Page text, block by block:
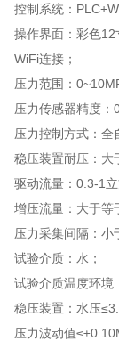
控制系统：
操作界面：彩色
WiFi连接；
压力范围：
压力传感器精度：
压力控制方式：全
稳压装置耐压：大
驱动流量：0.3-1
增压流量：大于等
压力采集间隔：小
试验介质：水；
试验介质温度环境
稳压装置：水压
压力波动值